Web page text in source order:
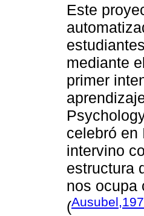
Este
mediante
primer
celebró en
intervino
estructura
nos ocupa
(